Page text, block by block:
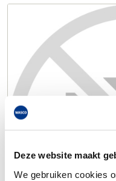
Deze website maakt
We gebruiken cookies